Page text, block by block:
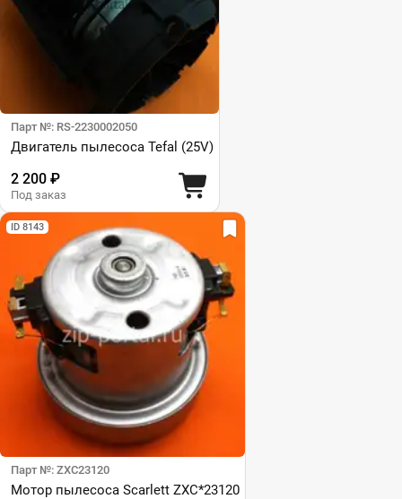
Парт №: RS-2230002050
Двигатель пылесоса Tefal (25V)
2 200 ₽
Под заказ
ID 8143
Парт №: ZXC23120
Мотор пылесоса Scarlett ZXC*23120